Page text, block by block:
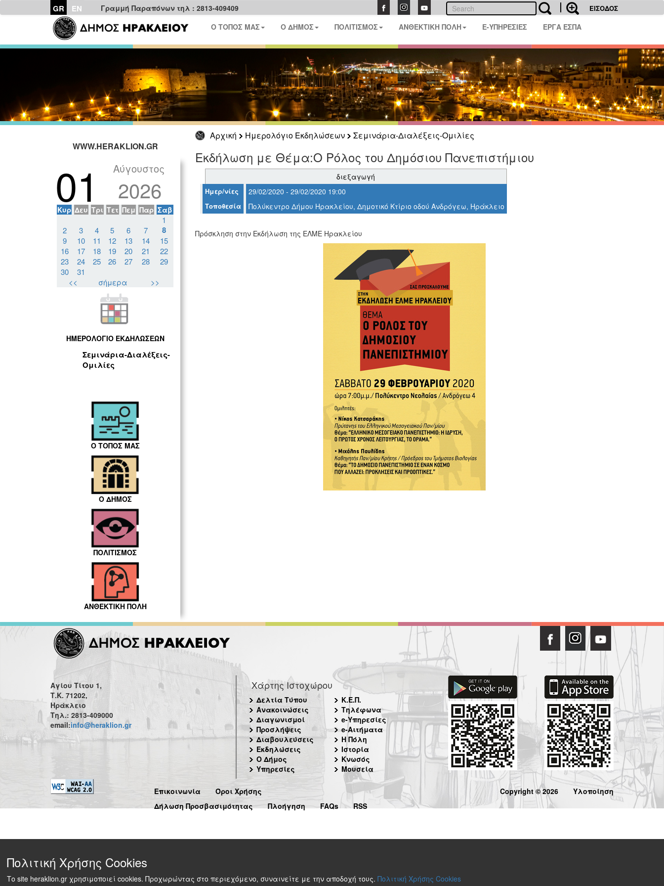
GR EN Γραμμή Παραπόνων τηλ : 2813-409409 ΕΙΣΟΔΟΣ
Ο ΤΟΠΟΣ ΜΑΣ Ο ΔΗΜΟΣ ΠΟΛΙΤΙΣΜΟΣ ΑΝΘΕΚΤΙΚΗ ΠΟΛΗ E-ΥΠΗΡΕΣΙΕΣ ΕΡΓΑ ΕΣΠΑ
Αρχική Ημερολόγιο Εκδηλώσεων
Σεμινάρια-Διαλέξεις-Ομιλίες
WWW.HERAKLION.GR
01 Αύγουστος
2026
Κυρ Δευ Τρι Τετ Πεμ Παρ Σαβ
1
2
3 4 5 6 7 8
9 10 11 12 13 14
15
16
17 18 19 20 21
22
23
24 25 26 27 28
29
30
31
<<
σήμερα >>
ΗΜΕΡΟΛΟΓΙΟ ΕΚΔΗΛΩΣΕΩΝ
Σεμινάρια-Διαλέξεις-
Ομιλίες
Ο ΤΟΠΟΣ ΜΑΣ
Ο ΔΗΜΟΣ
ΠΟΛΙΤΙΣΜΟΣ
ΑΝΘΕΚΤΙΚΗ ΠΟΛΗ
Εκδήλωση με Θέμα:Ο Ρόλος του Δημόσιου Πανεπιστήμιου
διεξαγωγή
Ημερ/νίες 29/02/2020 - 29/02/2020 19:00
Τοποθεσία Πολύκεντρο Δήμου Ηρακλείου, Δημοτικό Κτίριο οδού Ανδρόγεω, Ηράκλειο
Πρόσκληση στην Εκδήλωση της ΕΛΜΕ Ηρακλείου
Αγίου Τίτου 1,
Τ.Κ. 71202,
Ηράκλειο
Τηλ.: 2813-409000
email:info@heraklion.gr
Χάρτης Ιστοχώρου
Δελτία Τύπου
Ανακοινώσεις
Διαγωνισμοί
Προσλήψεις
Διαβουλεύσεις
Εκδηλώσεις
Ο Δήμος
Υπηρεσίες
Κ.Ε.Π.
Τηλέφωνα
e-Υπηρεσίες
e-Αιτήματα
Η Πόλη
Ιστορία
Κνωσός
Μουσεία
Επικοινωνία
Όροι Χρήσης
Δήλωση Προσβασιμότητας
Πλοήγηση FAQs RSS
Copyright © 2026 Υλοποίηση
Πολιτική Χρήσης Cookies
Το site heraklion.gr χρησιμοποιεί cookies. Προχωρώντας στο περιεχόμενο, συναινείτε με την αποδοχή τους. Πολιτική Χρήσης Cookies